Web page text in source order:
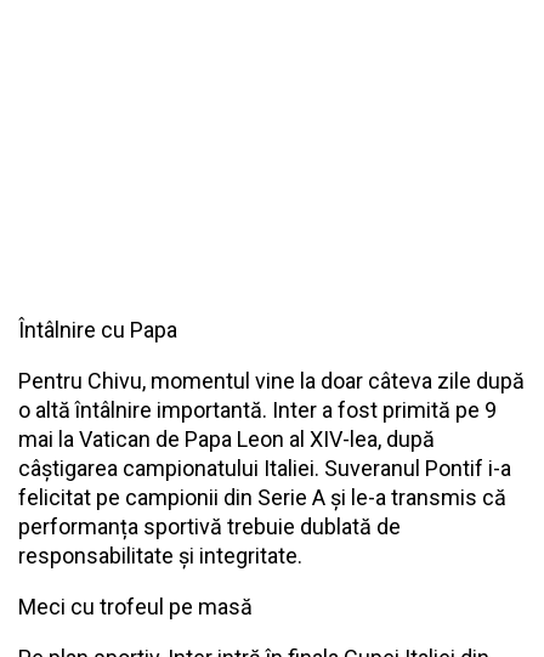
Întâlnire cu Papa
Pentru Chivu, momentul vine la doar câteva zile după
o altă întâlnire importantă. Inter a fost primită pe 9
mai la Vatican de Papa Leon al XIV-lea, după
câștigarea campionatului Italiei. Suveranul Pontif i-a
felicitat pe campionii din Serie A și le-a transmis că
performanța sportivă trebuie dublată de
responsabilitate și integritate.
Meci cu trofeul pe masă